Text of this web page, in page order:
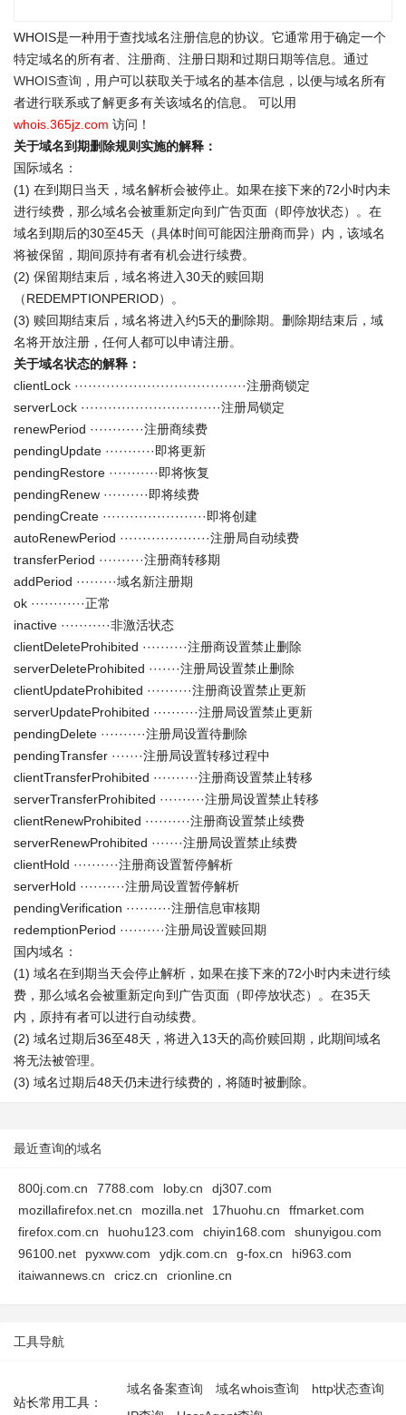
WHOIS是一种用于查找域名注册信息的协议。它通常用于确定一个
特定域名的所有者、注册商、注册日期和过期日期等信息。通过
WHOIS查询 ，用户可以获取关于域名的基本信息，以便与域名所有
者进行联系或了解更多有关该域名的信息。 可以用
whois.365jz.com 访问！
关于域名到期删除规则实施的解释：
国际域名：
(1) 在到期日当天，域名解析会被停止。如果在接下来的72小时内未
进行续费，那么域名会被重新定向到广告页面（即停放状态）。在
域名到期后的30至45天（具体时间可能因注册商而异）内，该域名
将被保留，期间原持有者有机会进行续费。
(2) 保留期结束后，域名将进入30天的赎回期
（REDEMPTIONPERIOD）。
(3) 赎回期结束后，域名将进入约5天的删除期。删除期结束后，域
名将开放注册，任何人都可以申请注册。
关于域名状态的解释：
clientLock ······································注册商锁定
serverLock ·······························注册局锁定
renewPeriod ············注册商续费
pendingUpdate ···········即将更新
pendingRestore ···········即将恢复
pendingRenew ··········即将续费
pendingCreate ·······················即将创建
autoRenewPeriod ····················注册局自动续费
transferPeriod ··········注册商转移期
addPeriod ·········域名新注册期
ok ············正常
inactive ···········非激活状态
clientDeleteProhibited ··········注册商设置禁止删除
serverDeleteProhibited ·······注册局设置禁止删除
clientUpdateProhibited ··········注册商设置禁止更新
serverUpdateProhibited ··········注册局设置禁止更新
pendingDelete ··········注册局设置待删除
pendingTransfer ·······注册局设置转移过程中
clientTransferProhibited ··········注册商设置禁止转移
serverTransferProhibited ··········注册局设置禁止转移
clientRenewProhibited ··········注册商设置禁止续费
serverRenewProhibited ·······注册局设置禁止续费
clientHold ··········注册商设置暂停解析
serverHold ··········注册局设置暂停解析
pendingVerification ··········注册信息审核期
redemptionPeriod ··········注册局设置赎回期
国内域名：
(1) 域名在到期当天会停止解析，如果在接下来的72小时内未进行续
费，那么域名会被重新定向到广告页面（即停放状态）。在35天
内，原持有者可以进行自动续费。
(2) 域名过期后36至48天，将进入13天的高价赎回期，此期间域名
将无法被管理。
(3) 域名过期后48天仍未进行续费的，将随时被删除。
最近查询的域名
800j.com.cn 7788.com loby.cn
dj307.com
mozillafirefox.net.cn
mozilla.net 17huohu.cn
ffmarket.com
firefox.com.cn
huohu123.com chiyin168.com
shunyigou.com
96100.net
pyxww.com ydjk.com.cn g-fox.cn
hi963.com
itaiwannews.cn
cricz.cn crionline.cn
工具导航
站长常用工具：
域名备案查询 域名whois查询
http状态查询